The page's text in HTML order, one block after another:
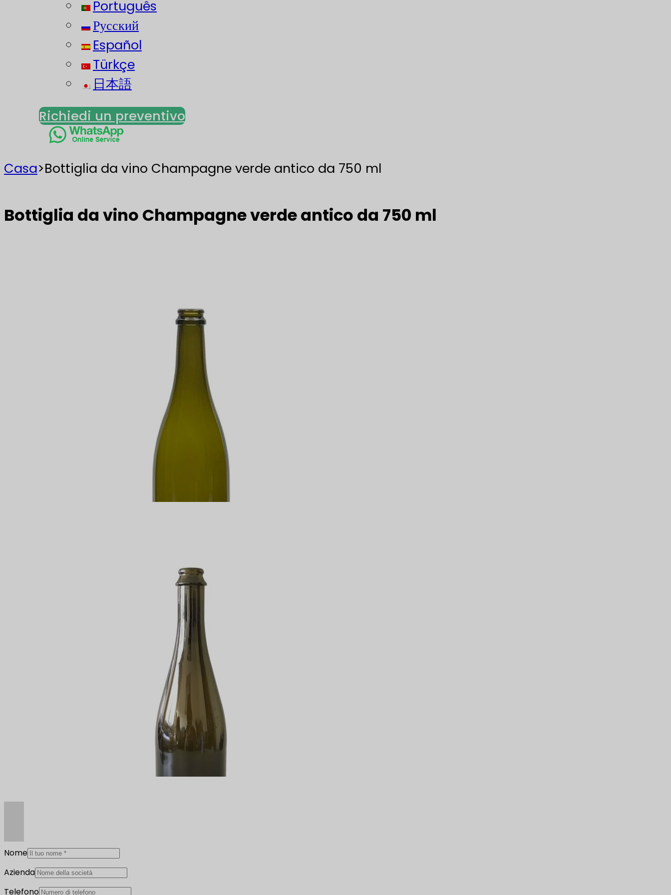
Português
Русский
Español
Türkçe
日本語
Richiedi un preventivo
Casa>Bottiglia da vino Champagne verde antico da 750 ml
Bottiglia da vino Champagne verde antico da 750 ml
Nome
Azienda
Telefono